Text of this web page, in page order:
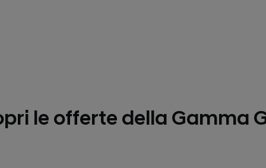
le offerte della Gamma